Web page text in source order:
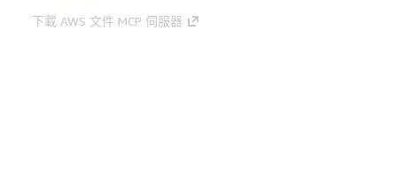
下載 AWS 文件 MCP 伺服器